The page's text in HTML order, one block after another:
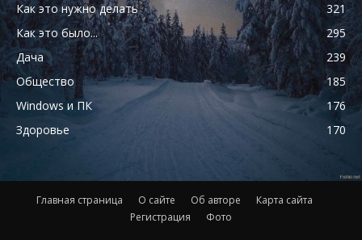
Как это нужно делать
321
Как это было...
295
Дача
239
Общество
185
Windows и ПК
176
Здоровье
170
Главная страница О сайте Об авторе
Карта сайта
Регистрация
Фото